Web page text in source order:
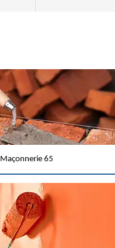
Maçonnerie 65